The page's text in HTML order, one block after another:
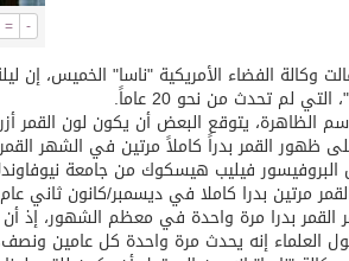
اتفاقية تطوير مصانع جاهزة
= -
وكالة الفضاء الأمريكية "ناسا" الخميس،
التي لم تحدث من نحو 20 عاماً.
الظاهرة، يتوقع البعض أن يكون لون القمر
ظهور القمر بدراً كاملاً مرتين في الشهر
بدرا كاملا في ديسمبر/كانون ثاني عام 1990.. لقد كانت الحفلات كلها حول هذا المغزى.. وكانت ممتعة وغريبة."
العلماء إنه يحدث مرة واحدة كل عامين